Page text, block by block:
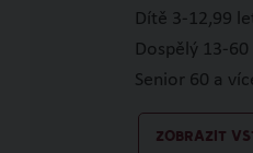
Dítě 3-12,99
Dospělý 13-
Senior 60 a
ZOBRAZIT